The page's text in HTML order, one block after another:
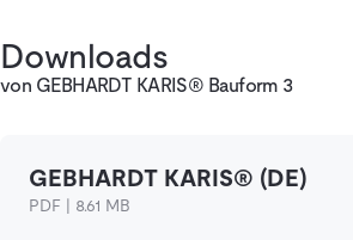
Downloads
von GEBHARDT KARIS® Bauform 3
GEBHARDT KARIS® (DE)
PDF | 8.61 MB